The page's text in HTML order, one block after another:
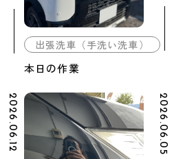
出張洗車（手洗い洗車）
本日の作業
2026.06.12 2026.06.05